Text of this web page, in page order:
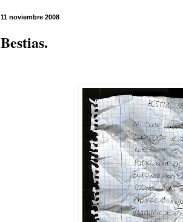
11 noviembre 2008
Bestias.